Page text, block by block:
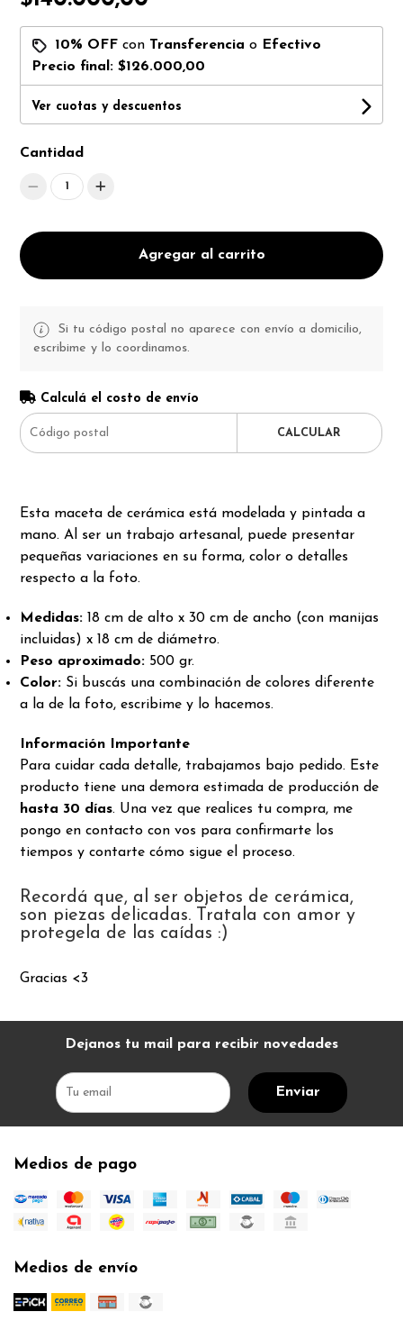
10% OFF con Transferencia o Efectivo
Precio final:$126.000,00
Ver cuotas y descuentos
Cantidad
1
Agregar al carrito
Si tu código postal no aparece con envío a domicilio,
escribime y lo coordinamos.
Calculá el costo de envío
CALCULAR
Esta maceta de cerámica está modelada y pintada a
mano. Al ser un trabajo artesanal, puede presentar
pequeñas variaciones en su forma, color o detalles
respecto a la foto.
Medidas: 18 cm de alto x 30 cm de ancho (con manijas
incluidas) x 18 cm de diámetro.
Peso aproximado: 500 gr.
Color: Si buscás una combinación de colores diferente
a la de la foto, escribime y lo hacemos.
Información Importante
Para cuidar cada detalle, trabajamos bajo pedido. Este
producto tiene una demora estimada de producción de
hasta 30 días. Una vez que realices tu compra, me
pongo en contacto con vos para confirmarte los
tiempos y contarte cómo sigue el proceso.
Recordá que, al ser objetos de cerámica,
son piezas delicadas. Tratala con amor y
protegela de las caídas :)
Gracias <3
Dejanos tu mail para recibir novedades
Enviar
Medios de pago
Medios de envío